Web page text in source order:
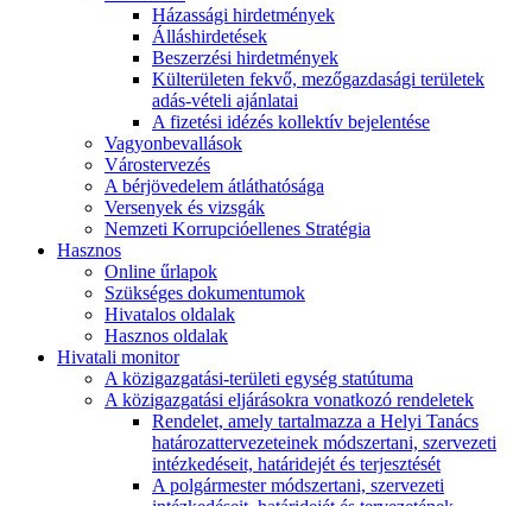
Házassági hirdetmények
Álláshirdetések
Beszerzési hirdetmények
Külterületen fekvő, mezőgazdasági területek
adás-vételi ajánlatai
A fizetési idézés kollektív bejelentése
Vagyonbevallások
Várostervezés
A bérjövedelem átláthatósága
Versenyek és vizsgák
Nemzeti Korrupcióellenes Stratégia
Hasznos
Online űrlapok
Szükséges dokumentumok
Hivatalos oldalak
Hasznos oldalak
Hivatali monitor
A közigazgatási-területi egység statútuma
A közigazgatási eljárásokra vonatkozó rendeletek
Rendelet, amely tartalmazza a Helyi Tanács
határozattervezeteinek módszertani, szervezeti
intézkedéseit, határidejét és terjesztését
A polgármester módszertani, szervezeti